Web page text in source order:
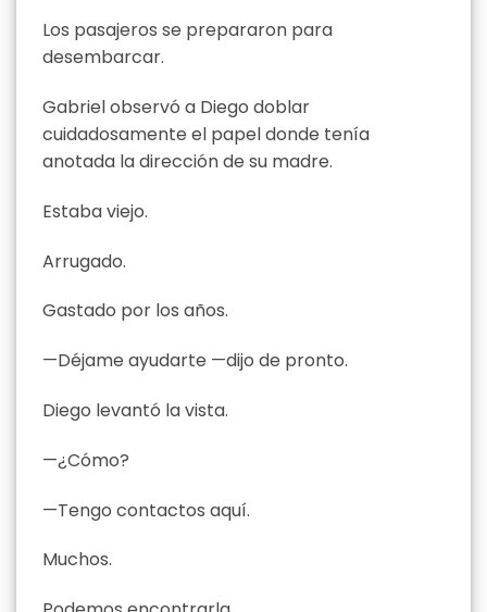
Los pasajeros se prepararon para
desembarcar.
Gabriel observó a Diego doblar
cuidadosamente el papel donde tenía
anotada la dirección de su madre.
Estaba viejo.
Arrugado.
Gastado por los años.
—Déjame ayudarte —dijo de pronto.
Diego levantó la vista.
—¿Cómo?
—Tengo contactos aquí.
Muchos.